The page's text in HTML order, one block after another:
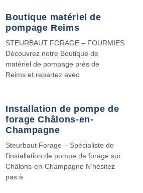
Boutique matériel de
pompage Reims
STEURBAUT FORAGE – FOURMIES
Découvrez notre Boutique de
matériel de pompage près de
Reims et repartez avec
Installation de pompe de
forage Châlons-en-
Champagne
Steurbaut Forage – Spécialiste de
l’installation de pompe de forage sur
Châlons-en-Champagne N’hésitez
pas à